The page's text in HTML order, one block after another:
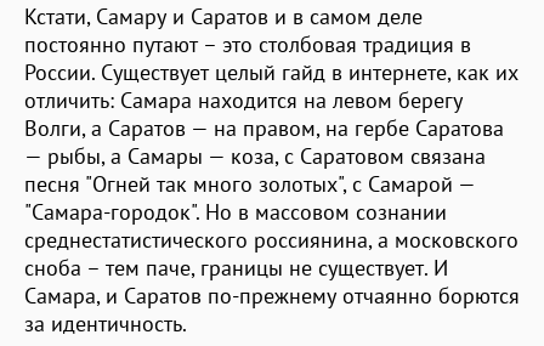
Кстати, Самару и Саратов и в самом деле
постоянно путают – это столбовая традиция в
России. Существует целый гайд в интернете, как их
отличить: Самара находится на левом берегу
Волги, а Саратов — на правом, на гербе Саратова
— рыбы, а Самары — коза, с Саратовом связана
песня "Огней так много золотых", с Самарой —
"Самара-городок". Но в массовом сознании
среднестатистического россиянина, а московского
сноба – тем паче, границы не существует. И
Самара, и Саратов по-прежнему отчаянно борются
за идентичность.